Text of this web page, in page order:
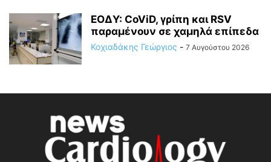
ΕΟΔΥ: CoViD, γρίπη και RSV
παραμένουν σε χαμηλά επίπεδα
Κοχιαδάκης Γεώργιος - 7 Αυγούστου 2026